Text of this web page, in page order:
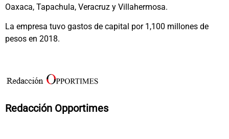
Oaxaca, Tapachula, Veracruz y Villahermosa.
La empresa tuvo gastos de capital por 1,100 millones de
pesos en 2018.
Redacción Opportimes